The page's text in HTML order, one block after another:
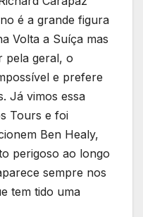
é a grande figura
Volta a Suíça mas
pela geral, o
e prefere
Já vimos essa
Tours e foi
Ben Healy,
perigoso ao longo
sempre nos
tem tido uma